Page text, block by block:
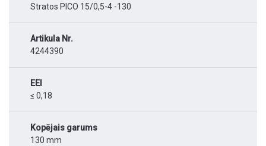
Stratos PICO 15/0,5-4 -130
Artikula Nr.
4244390
EEI
≤ 0,18
Kopējais garums
130 mm